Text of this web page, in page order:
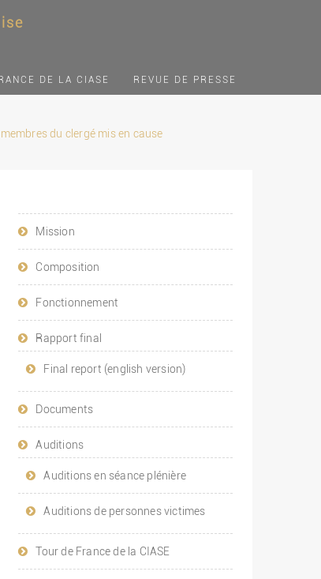
DE LA CIASE REVUE DE PRESSE
du clergé mis en cause
Mission
Composition
Fonctionnement
Rapport final
Final report (english version)
Documents
Auditions
Auditions en séance plénière
Auditions de personnes victimes
Tour de France de la CIASE